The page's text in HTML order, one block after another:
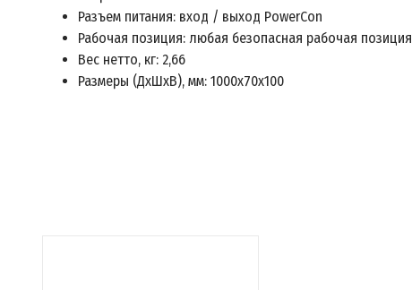
Разъем питания: вход / выход PowerCon
Рабочая позиция: любая безопасная рабочая позиция
Вес нетто, кг: 2,66
Размеры (ДхШхВ), мм: 1000х70х100